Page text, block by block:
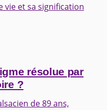
et sa signification
résolue par
?
de 89 ans,